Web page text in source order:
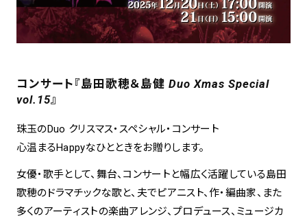
グランスタ東京店
MoN Park Cafe by Spiral
MoN Shop by Spiral
コンサート『島田歌穂＆島健 Duo Xmas Special
vol.15』
珠玉のDuo クリスマス・スペシャル・コンサート
心温まるHappyなひとときをお贈りします。
女優・歌手として、舞台、コンサートと幅広く活躍している島田
歌穂のドラマチックな歌と、夫でピアニスト、作・編曲家、また
多くのアーティストの楽曲アレンジ、プロデュース、ミュージカ